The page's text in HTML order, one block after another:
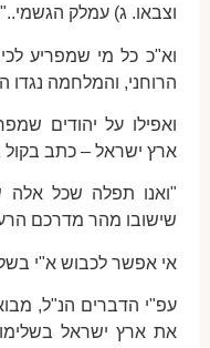
וצבאו. ג) עמלק
וא"כ כל מי שמפריע
הרוחני, והמלחמה
ואפילו על יהודים
ארץ ישראל – כתב
"ואנו תפלה שכל
שישובו מהר מדרכם
אי אפשר לכבוש א"י
עפ"י הדברים הנ"ל,
את ארץ ישראל